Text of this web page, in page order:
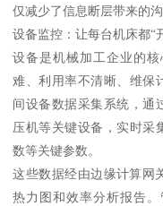
仅减少了信息断层带来的
设备监控：让每台机床都“
设备是机械加工企业的
难、利用率不清晰、维保
间设备数据采集系统，通
压机等关键设备，实时采
数等关键参数。
这些数据经由边缘计算网
热力图和效率分析报告